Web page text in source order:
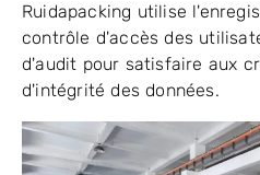
Ruidapacking utilise
contrôle d'accès des
d'audit pour satisfaire aux
d'intégrité des données.